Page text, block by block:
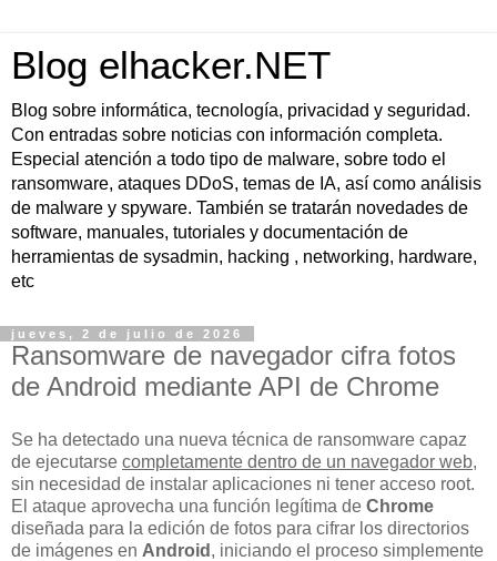
Blog elhacker.NET
Blog sobre informática, tecnología, privacidad y seguridad.
Con entradas sobre noticias con información completa.
Especial atención a todo tipo de malware, sobre todo el
ransomware, ataques DDoS, temas de IA, así como análisis
de malware y spyware. También se tratarán novedades de
software, manuales, tutoriales y documentación de
herramientas de sysadmin, hacking , networking, hardware,
etc
jueves, 2 de julio de 2026
Ransomware de navegador cifra fotos
de Android mediante API de Chrome
Se ha detectado una nueva técnica de ransomware capaz
de ejecutarse completamente dentro de un navegador web,
sin necesidad de instalar aplicaciones ni tener acceso root.
El ataque aprovecha una función legítima de Chrome
diseñada para la edición de fotos para cifrar los directorios
de imágenes en Android , iniciando el proceso simplemente